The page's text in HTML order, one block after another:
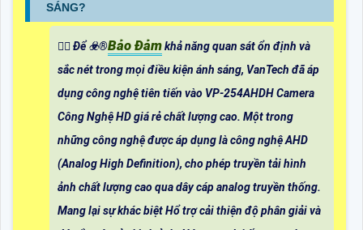
SÁNG?
❤️‍💋‍ Để ☣️®️Bảo Đảmkhả năng quan sát ổn định và
sắc nét trong mọi điều kiện ánh sáng, VanTech đã áp
dụng công nghệ tiên tiến vào VP-254AHDH Camera
Công Nghệ HD giá rẻ chất lượng cao. Một trong
những công nghệ được áp dụng là công nghệ AHD
(Analog High Definition), cho phép truyền tải hình
ảnh chất lượng cao qua dây cáp analog truyền thống.
Mang lại sự khác biệt Hổ trợ cải thiện độ phân giải và